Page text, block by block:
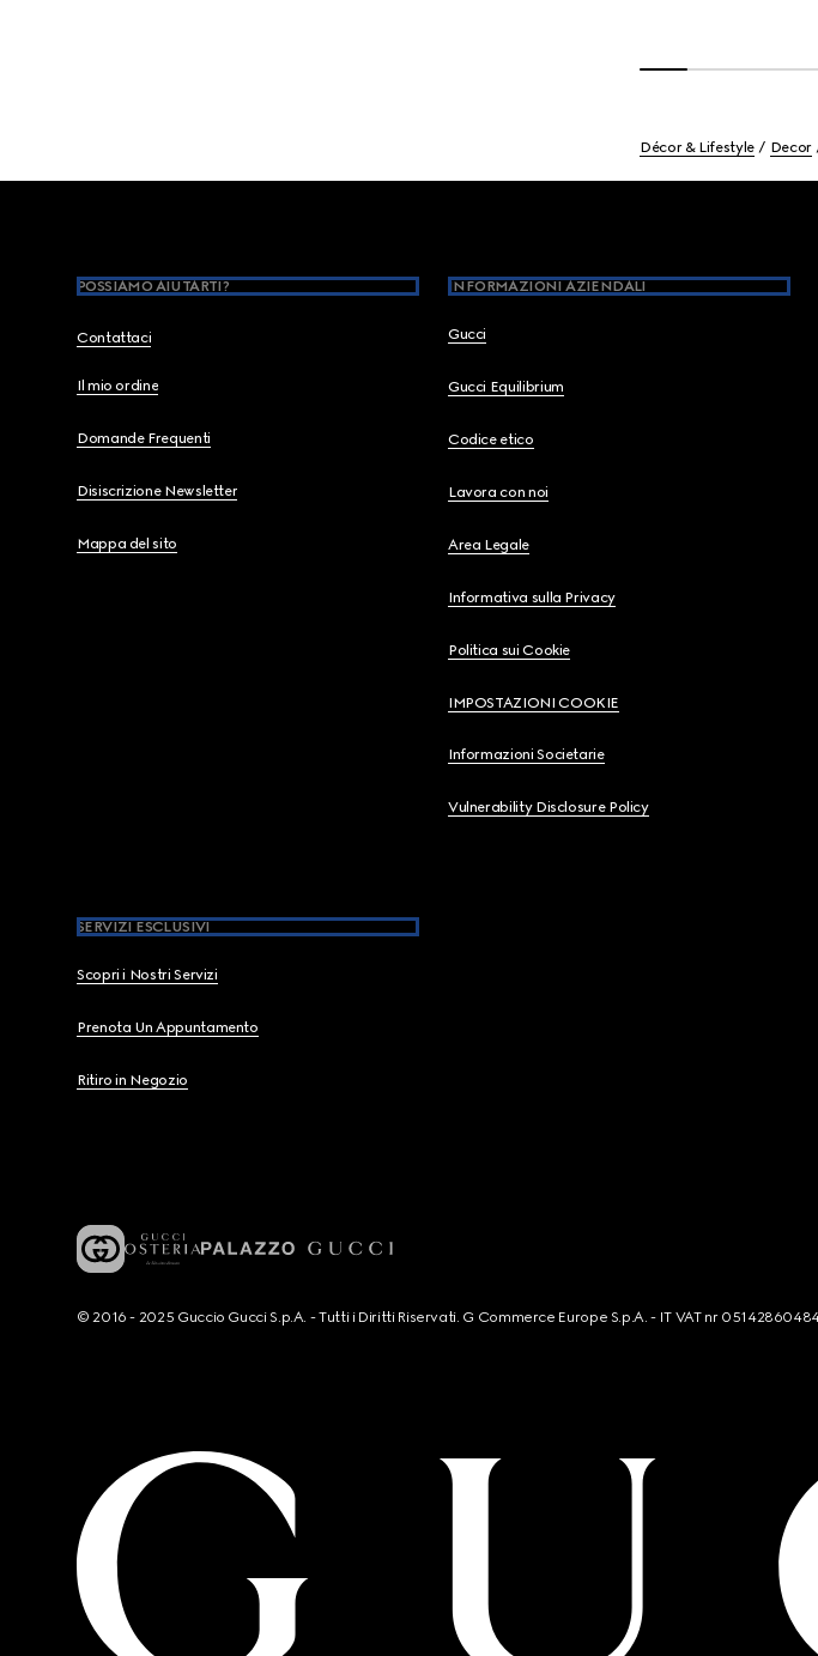
Décor & Lifestyle Decor
POSSIAMO AIUTARTI?
Contattaci
Il mio ordine
Domande Frequenti
Disiscrizione Newsletter
Mappa del sito
INFORMAZIONI AZIENDALI
Gucci
Gucci Equilibrium
Codice etico
Lavora con noi
Area Legale
Informativa sulla Privacy
Politica sui Cookie
IMPOSTAZIONI COOKIE
Informazioni Societarie
Vulnerability Disclosure Policy
SERVIZI ESCLUSIVI
Scopri i Nostri Servizi
Prenota Un Appuntamento
Ritiro in Negozio
© 2016 - 2025 Guccio Gucci S.p.A. - Tutti i Diritti Riservati. G Commerce Europe S.p.A. - IT VAT nr